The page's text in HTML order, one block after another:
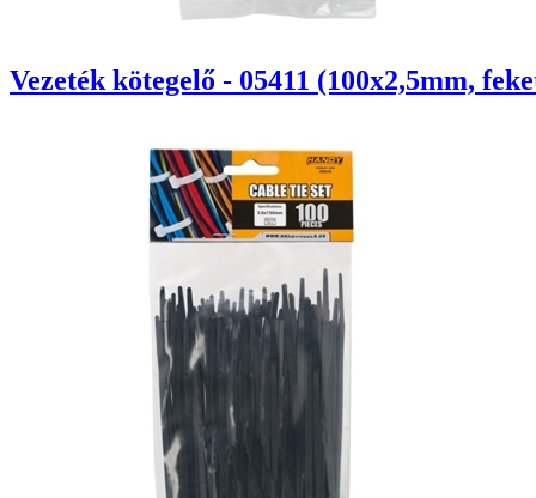
Vezeték kötegelő - 05411 (100x2,5mm,